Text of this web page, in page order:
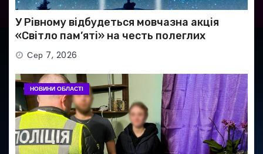
У Рівному відбудеться мовчазна акція
«Світло пам’яті» на честь полеглих
Захисників
Сер 7, 2026
НОВИНИ ОБЛАСТІ